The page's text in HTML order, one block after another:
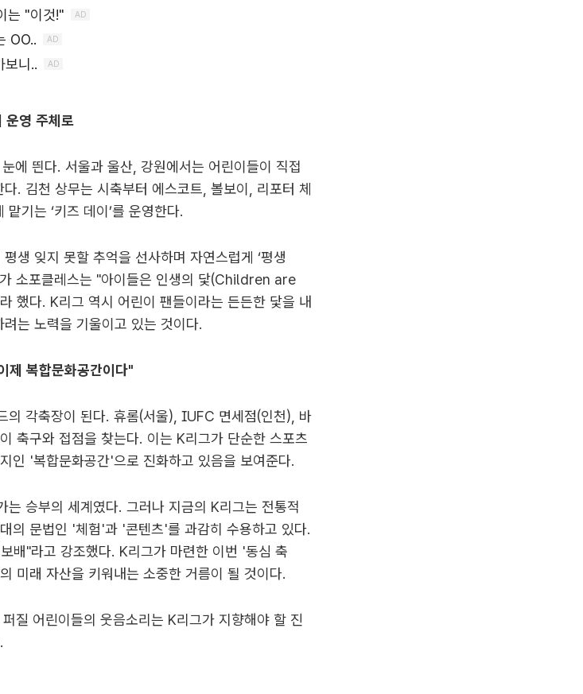
영 주체로
에 띈다. 서울과 울산, 강원에서는 어린이들이 직접
. 김천 상무는 시축부터 에스코트, 볼보이, 리포터 체
기는 ‘키즈 데이’를 운영한다.
생 잊지 못할 추억을 선사하며 자연스럽게 ‘평생
소포클레스는 "아이들은 인생의 닻(Children are
다. K리그 역시 어린이 팬들이라는 든든한 닻을 내
는 노력을 기울이고 있는 것이다.
제 복합문화공간이다"
의 각축장이 된다. 휴롬(서울), IUFC 면세점(인천), 바
축구와 접점을 찾는다. 이는 K리그가 단순한 스포츠
인 '복합문화공간'으로 진화하고 있음을 보여준다.
는 승부의 세계였다. 그러나 지금의 K리그는 전통적
의 문법인 '체험'과 '콘텐츠'를 과감히 수용하고 있다.
배"라고 강조했다. K리그가 마련한 이번 '동심 축
미래 자산을 키워내는 소중한 거름이 될 것이다.
질 어린이들의 웃음소리는 K리그가 지향해야 할 진